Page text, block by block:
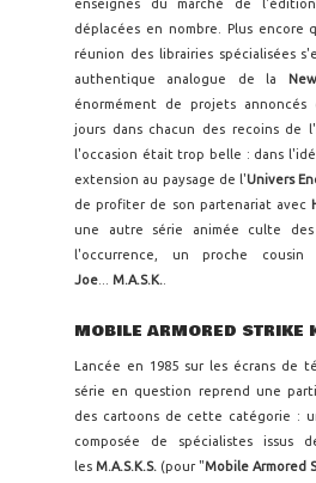
enseignes du marché de
déplacées en nombre. Plus encore
réunion des librairies spécialisées
authentique analogue de la
énormément de projets
jours dans chacun des recoins de
l'occasion était trop belle : dans
extension au paysage de l'Univers
de profiter de son partenariat avec
une autre série animée culte des
l'occurrence, un proche
Joe
M.A.S.K.
MOBILE ARMORED STRIKE
Lancée en 1985 sur les écrans de
série en question reprend une
des cartoons de cette catégorie :
composée de spécialistes issus
les M.A.S.K.S. (pour "Mobile Armored